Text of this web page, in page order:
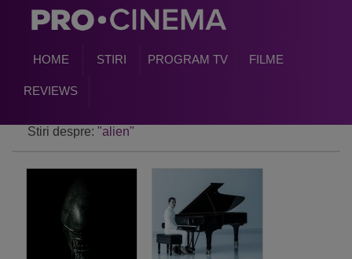
HOME STIRI PROGRAM TV FILME
REVIEWS
Stiri despre: "alien"